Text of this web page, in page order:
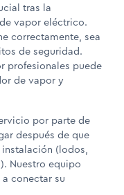
tras la
vapor eléctrico.
correctamente, sea
de seguridad.
profesionales puede
de vapor y
por parte de
después de que
(lodos,
Nuestro equipo
conectar su